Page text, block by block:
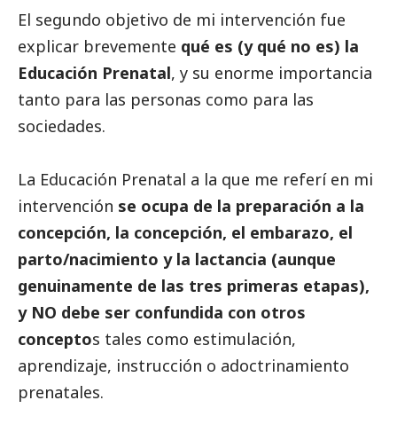
El segundo objetivo de mi intervención fue
explicar brevemente qué es (y qué no es) la
Educación Prenatal, y su enorme importancia
tanto para las personas como para las
sociedades.
La Educación Prenatal a la que me referí en mi
intervención se ocupa de la preparación a la
concepción, la concepción, el embarazo, el
parto/nacimiento y la lactancia (aunque
genuinamente de las tres primeras etapas),
y NO debe ser confundida con otros
conceptos tales como estimulación,
aprendizaje, instrucción o adoctrinamiento
prenatales.